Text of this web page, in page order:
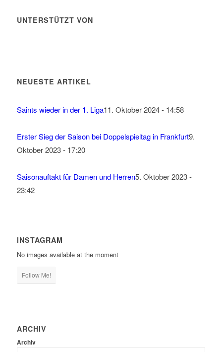
UNTERSTÜTZT VON
NEUESTE ARTIKEL
Saints wieder in der 1. Liga11. Oktober 2024 - 14:58
Erster Sieg der Saison bei Doppelspieltag in Frankfurt9.
Oktober 2023 - 17:20
Saisonauftakt für Damen und Herren5. Oktober 2023 -
23:42
INSTAGRAM
No images available at the moment
Follow Me!
ARCHIV
Archiv